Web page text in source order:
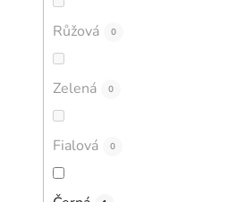
Růžová 0
Zelená 0
Fialová 0